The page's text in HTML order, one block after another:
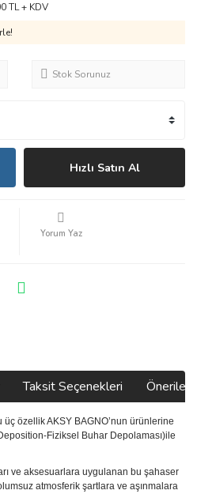
TL + KDV
Stok Sorunuz
Hızlı Satın Al
Yorum Yaz
Taksit Seçenekleri
özellik AKSY BAGNO’nun ürünlerine
Fiziksel Buhar Depolaması)ile
ve aksesuarlara uygulanan bu şahaser
atmosferik şartlara ve aşınmalara